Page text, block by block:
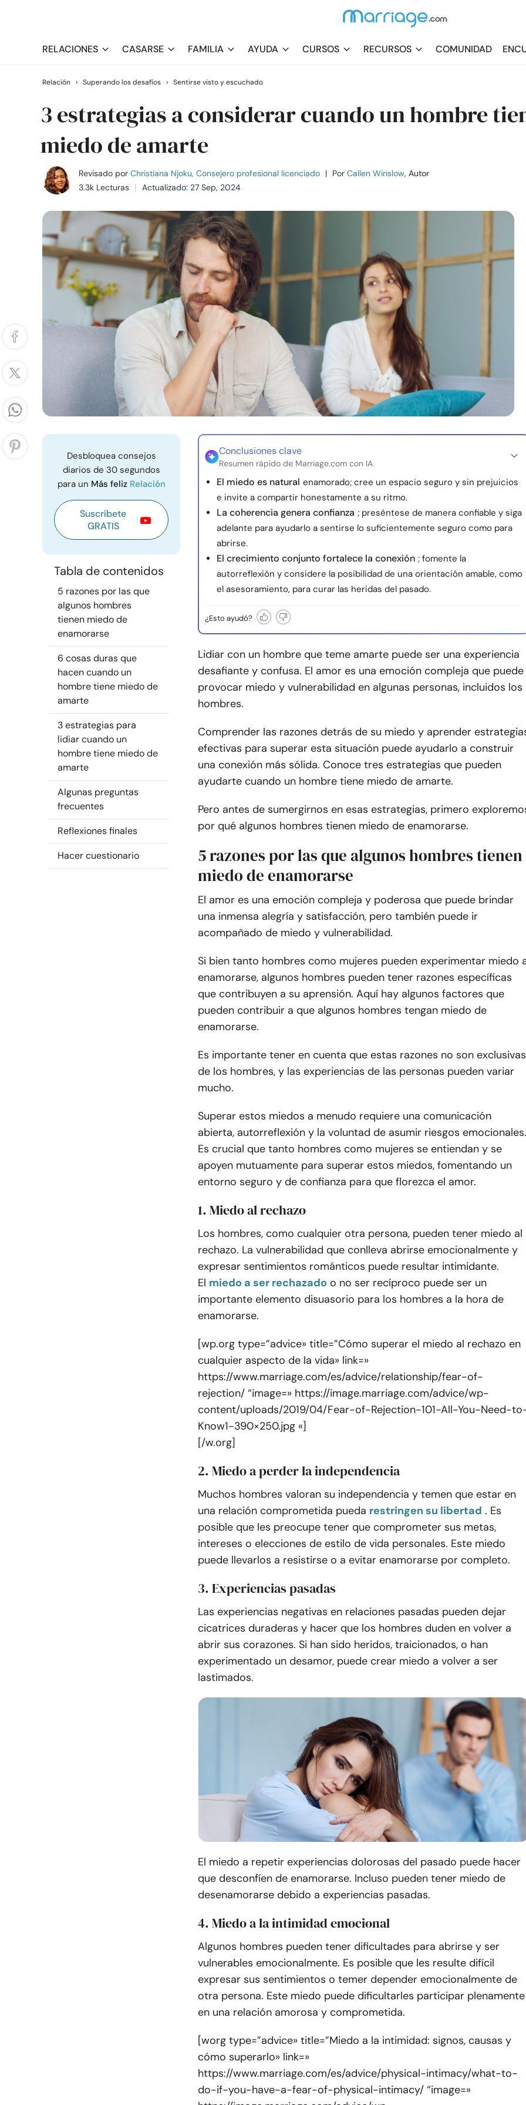
RELACIONES CASARSE FAMILIA AYUDA CURSOS RECURSOS COMUNIDAD
Relación › Superando los desafíos › Sentirse visto y escuchado
3 estrategias a considerar cuando un hombre
miedo de amarte
Revisado por Christiana Njoku, Consejero profesional licenciado | Por Callen Winslow, Autor
3.3k Lecturas
Actualizado: 27 Sep, 2024
Desbloquea consejos
diarios de 30 segundos
para un Más feliz Relación
Suscríbete
GRATIS
Tabla de contenidos
5 razones por las que
algunos hombres
tienen miedo de
enamorarse
6 cosas duras que
hacen cuando un
hombre tiene miedo de
amarte
3 estrategias para
lidiar cuando un
hombre tiene miedo de
amarte
Algunas preguntas
frecuentes
Reflexiones finales
Hacer cuestionario
Conclusiones clave
Resumen rápido de Marriage.com con IA
El miedo es natural enamorado; cree un espacio seguro y sin prejuicios
e invite a compartir honestamente a su ritmo.
La coherencia genera confianza ; preséntese de manera confiable y siga
adelante para ayudarlo a sentirse lo suficientemente seguro como para
abrirse.
El crecimiento conjunto fortalece la conexión ; fomente la
autorreflexión y considere la posibilidad de una orientación amable, como
el asesoramiento, para curar las heridas del pasado.
¿Esto ayudó?
Lidiar con un hombre que teme amarte puede ser una experiencia
desafiante y confusa. El amor es una emoción compleja que puede
provocar miedo y vulnerabilidad en algunas personas, incluidos los
hombres.
Comprender las razones detrás de su miedo y aprender
efectivas para superar esta situación puede ayudarlo a construir
una conexión más sólida. Conoce tres estrategias que pueden
ayudarte cuando un hombre tiene miedo de amarte.
Pero antes de sumergirnos en esas estrategias, primero
por qué algunos hombres tienen miedo de enamorarse.
5 razones por las que algunos hombres tienen
miedo de enamorarse
El amor es una emoción compleja y poderosa que puede brindar
una inmensa alegría y satisfacción, pero también puede ir
acompañado de miedo y vulnerabilidad.
Si bien tanto hombres como mujeres pueden experimentar miedo
enamorarse, algunos hombres pueden tener razones específicas
que contribuyen a su aprensión. Aquí hay algunos factores que
pueden contribuir a que algunos hombres tengan miedo de
enamorarse.
Es importante tener en cuenta que estas razones no son exclusivas
de los hombres, y las experiencias de las personas pueden variar
mucho.
Superar estos miedos a menudo requiere una comunicación
abierta, autorreflexión y la voluntad de asumir riesgos emocionales.
Es crucial que tanto hombres como mujeres se entiendan y se
apoyen mutuamente para superar estos miedos, fomentando un
entorno seguro y de confianza para que florezca el amor.
1. Miedo al rechazo
Los hombres, como cualquier otra persona, pueden tener miedo al
rechazo. La vulnerabilidad que conlleva abrirse emocionalmente y
expresar sentimientos románticos puede resultar intimidante.
El miedo a ser rechazado o no ser recíproco puede ser un
importante elemento disuasorio para los hombres a la hora de
enamorarse.
[wp.org type=”advice» title=”Cómo superar el miedo al rechazo en
cualquier aspecto de la vida» link=»
https://www.marriage.com/es/advice/relationship/fear-of-
rejection/ “image=» https://image.marriage.com/advice/wp-
content/uploads/2019/04/Fear-of-Rejection-101-All-You-Need-
Know1-390×250.jpg «]
[/w.org]
2. Miedo a perder la independencia
Muchos hombres valoran su independencia y temen que estar en
una relación comprometida pueda restringen su libertad . Es
posible que les preocupe tener que comprometer sus metas,
intereses o elecciones de estilo de vida personales. Este miedo
puede llevarlos a resistirse o a evitar enamorarse por completo.
3. Experiencias pasadas
Las experiencias negativas en relaciones pasadas pueden dejar
cicatrices duraderas y hacer que los hombres duden en volver a
abrir sus corazones. Si han sido heridos, traicionados, o han
experimentado un desamor, puede crear miedo a volver a ser
lastimados.
El miedo a repetir experiencias dolorosas del pasado puede hacer
que desconfíen de enamorarse. Incluso pueden tener miedo de
desenamorarse debido a experiencias pasadas.
4. Miedo a la intimidad emocional
Algunos hombres pueden tener dificultades para abrirse y ser
vulnerables emocionalmente. Es posible que les resulte difícil
expresar sus sentimientos o temer depender emocionalmente de
otra persona. Este miedo puede dificultarles participar plenamente
en una relación amorosa y comprometida.
[worg type=”advice» title=”Miedo a la intimidad: signos, causas y
cómo superarlo» link=»
https://www.marriage.com/es/advice/physical-intimacy/what-to-
do-if-you-have-a-fear-of-physical-intimacy/ “image=»